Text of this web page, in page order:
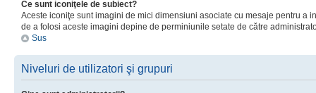
Ce sunt iconiţele de subiect?
Aceste iconiţe sunt imagini de mici dimensiuni asociate cu mesaje pentru a
de a folosi aceste imagini depine de perminiunile setate de către
Sus
Niveluri de utilizatori şi grupuri